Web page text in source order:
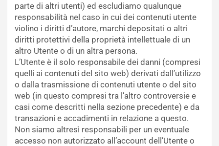
parte di altri utenti) ed escludiamo qualunque
responsabilità nel caso in cui dei contenuti utente
violino i diritti d’autore, marchi depositati o altri
diritti protettivi della proprietà intellettuale di un
altro Utente o di un altra persona.
L’Utente è il solo responsabile dei danni (compresi
quelli ai contenuti del sito web) derivati dall’utilizzo
o dalla trasmissione di contenuti utente o del sito
web (in questo compresi tra l’altro controversie e
casi come descritti nella sezione precedente) e da
transazioni e accadimenti in relazione a questo.
Non siamo altresì responsabili per un eventuale
accesso non autorizzato all’account dell’Utente o